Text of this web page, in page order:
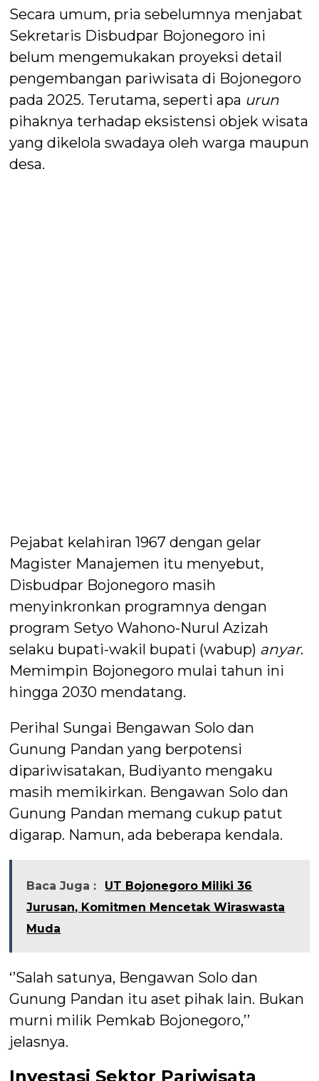
Secara umum, pria sebelumnya menjabat
Sekretaris Disbudpar Bojonegoro ini
belum mengemukakan proyeksi detail
pengembangan pariwisata di Bojonegoro
pada 2025. Terutama, seperti apa urun
pihaknya terhadap eksistensi objek wisata
yang dikelola swadaya oleh warga maupun
desa.
Pejabat kelahiran 1967 dengan gelar
Magister Manajemen itu menyebut,
Disbudpar Bojonegoro masih
menyinkronkan programnya dengan
program Setyo Wahono-Nurul Azizah
selaku bupati-wakil bupati (wabup) anyar.
Memimpin Bojonegoro mulai tahun ini
hingga 2030 mendatang.
Perihal Sungai Bengawan Solo dan
Gunung Pandan yang berpotensi
dipariwisatakan, Budiyanto mengaku
masih memikirkan. Bengawan Solo dan
Gunung Pandan memang cukup patut
digarap. Namun, ada beberapa kendala.
Baca Juga :
UT Bojonegoro Miliki 36
Jurusan, Komitmen Mencetak Wiraswasta
Muda
‘’Salah satunya, Bengawan Solo dan
Gunung Pandan itu aset pihak lain. Bukan
murni milik Pemkab Bojonegoro,’’
jelasnya.
Investasi Sektor Pariwisata